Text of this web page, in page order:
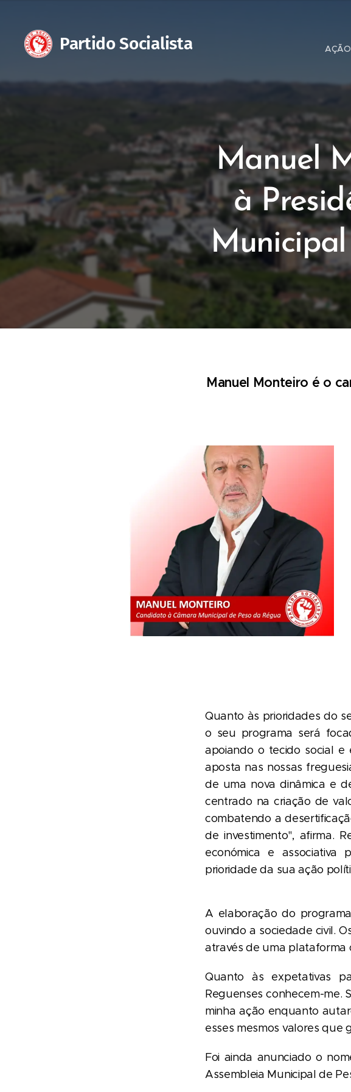
Partido Socialista
Manuel
à
Municipal
Manuel Monteiro é o
Quanto às prioridades do
o seu programa será
apoiando o tecido social e
aposta nas nossas
de uma nova dinâmica e
centrado na criação de
combatendo a
de investimento", afirma.
económica e associativa
prioridade da sua ação
A elaboração do
ouvindo a sociedade civil.
através de uma plataforma
Quanto às expetativas
Reguenses conhecem-me.
minha ação enquanto
esses mesmos valores que
Foi ainda anunciado o
Assembleia Municipal de